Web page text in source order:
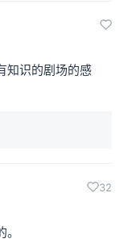
知识的剧场的感
32